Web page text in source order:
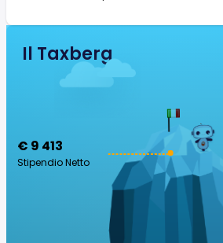
Il Taxberg
€ 9 413
Stipendio Netto